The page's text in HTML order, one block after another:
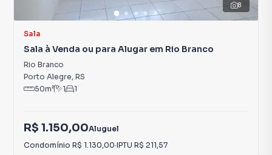
8
Sala
Sala à Venda ou para Alugar em Rio Branco
Rio Branco
Porto Alegre, RS
50m² 1 1
R$ 1.150,00Aluguel
Condomínio R$ 1.130,00·IPTU R$ 211,57